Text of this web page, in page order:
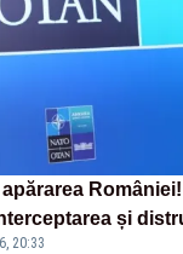
apărarea
și
20:33